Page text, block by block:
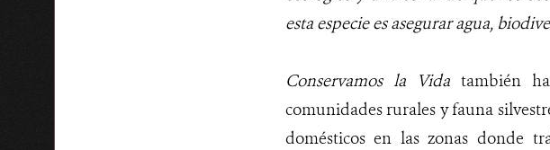
esta especie es asegurar agua,
Conservamos la Vidatambién ha
comunidades rurales y fauna
domésticos en las zonas donde